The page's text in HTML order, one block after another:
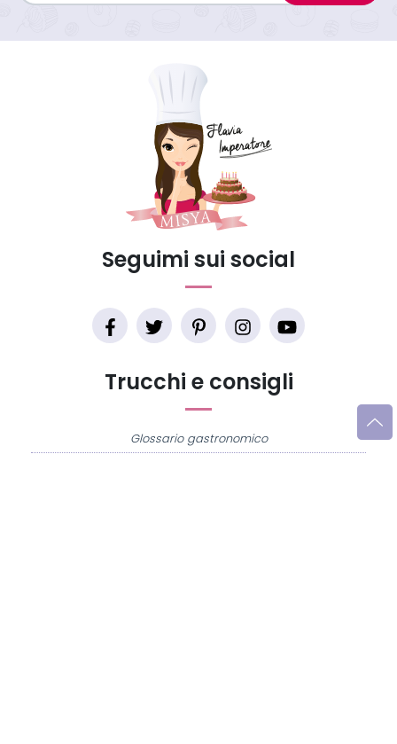
Trucchi e consigli
Glossario gastronomico
Seguimi sui social